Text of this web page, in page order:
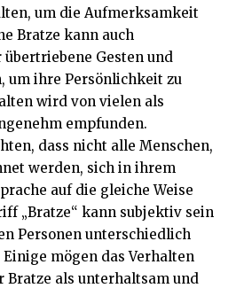
um die Aufmerksamkeit
Bratze kann auch
Gesten und
um ihre Persönlichkeit zu
wird von vielen als
empfunden.
dass nicht alle Menschen,
werden, sich in ihrem
auf die gleiche Weise
„Bratze“ kann subjektiv sein
Personen unterschiedlich
mögen das Verhalten
Bratze als unterhaltsam und